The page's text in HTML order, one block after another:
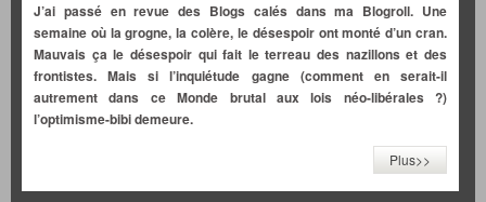
J’ai passé en revue des Blogs calés dans ma Blogroll. Une
semaine où la grogne, la colère, le désespoir ont monté d’un cran.
Mauvais ça le désespoir qui fait le terreau des nazillons et des
frontistes. Mais si l’inquiétude gagne (comment en serait-il
autrement dans ce Monde brutal aux lois néo-libérales ?)
l’optimisme-bibi demeure.
Plus>>